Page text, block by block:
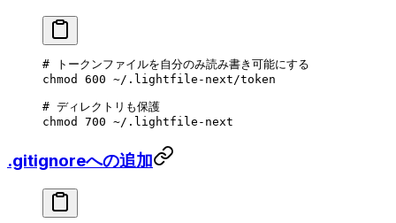
# トークンファイルを自分のみ読み書き可能にする
chmod
600 ~/.lightfile-next/token
# ディレクトリも保護
chmod
700 ~/.lightfile-next
.gitignoreへの追加